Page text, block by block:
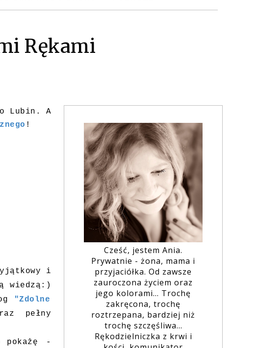
Rękami
Lubin. A
!
i
wiedzą:)
"Zdolne
pełny
-
Cześć, jestem Ania.
Prywatnie - żona, mama i
przyjaciółka. Od zawsze
zauroczona życiem oraz
jego kolorami... Trochę
zakręcona, trochę
roztrzepana, bardziej niż
trochę szczęśliwa...
Rękodzielniczka z krwi i